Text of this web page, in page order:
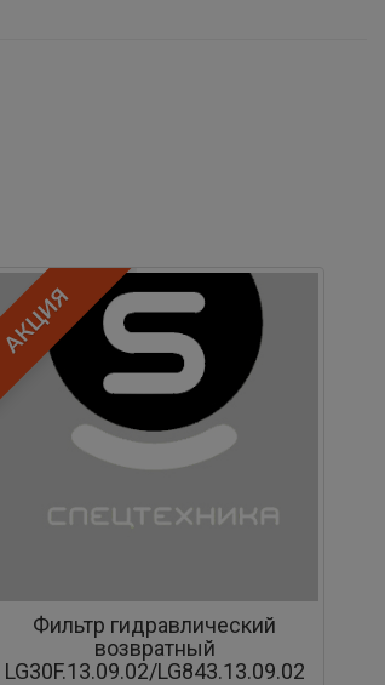
АКЦИЯ
Фильтр гидравлический
возвратный
LG30F.13.09.02/LG843.13.09.02